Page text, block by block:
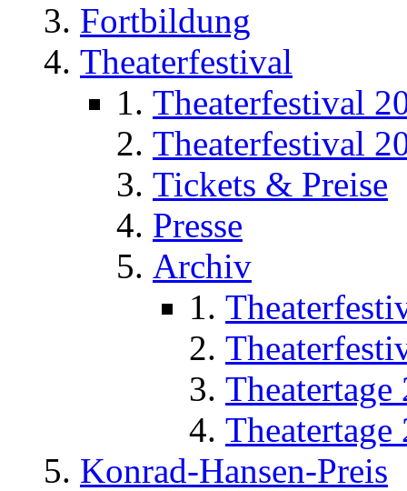
Fortbildung
Theaterfestival
Theaterfestival
Theaterfestival
Tickets & Preise
Presse
Archiv
Theatertage
Theatertage
Konrad-Hansen-Preis